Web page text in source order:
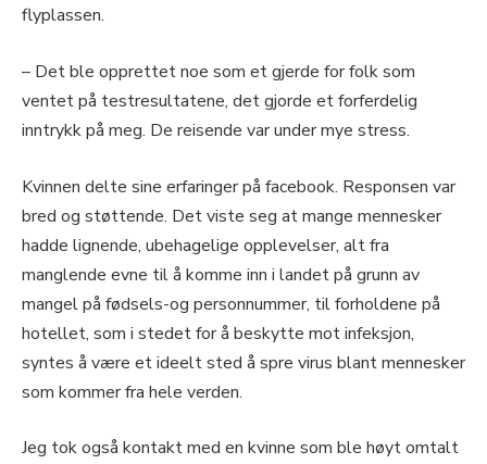
flyplassen.
– Det ble opprettet noe som et gjerde for folk som
ventet på testresultatene, det gjorde et forferdelig
inntrykk på meg. De reisende var under mye stress.
Kvinnen delte sine erfaringer på facebook. Responsen var
bred og støttende. Det viste seg at mange mennesker
hadde lignende, ubehagelige opplevelser, alt fra
manglende evne til å komme inn i landet på grunn av
mangel på fødsels-og personnummer, til forholdene på
hotellet, som i stedet for å beskytte mot infeksjon,
syntes å være et ideelt sted å spre virus blant mennesker
som kommer fra hele verden.
Jeg tok også kontakt med en kvinne som ble høyt omtalt